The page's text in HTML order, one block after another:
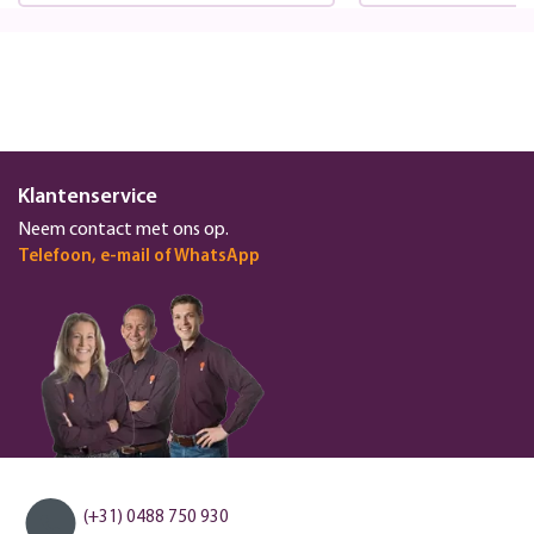
Klantenservice
Neem contact met ons op.
Telefoon, e-mail of WhatsApp
(+31) 0488 750 930